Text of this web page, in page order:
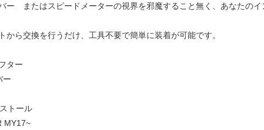
ー またはスピードメーターの視界を邪魔すること無く、あなたの
から交換を行うだけ、工具不要で簡単に装着が可能です。
ター
ー
トール
MY17~